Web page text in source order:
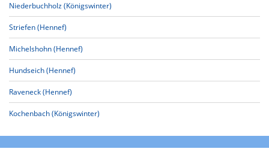
Niederbuchholz (Königswinter)
Striefen (Hennef)
Michelshohn (Hennef)
Hundseich (Hennef)
Raveneck (Hennef)
Kochenbach (Königswinter)